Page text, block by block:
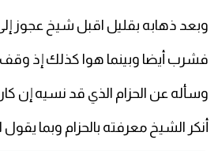
وبعد ذهابه بقليل اقبل شيخ عجوز
فشرب أيضا وبينما هوا كذلك إذ
وسأله عن الحزام الذي قد نسيه إن
أنكر الشيخ معرفته بالحزام وبما